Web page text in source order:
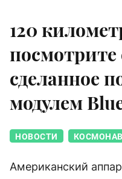
120
посмотрите
сделанное
модулем
НОВОСТИ
Американский